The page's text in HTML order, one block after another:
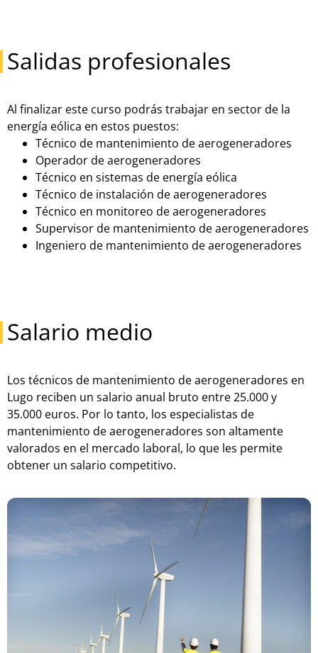
Salidas profesionales
Al finalizar este curso podrás trabajar en sector de la
energía eólica en estos puestos:
Técnico de mantenimiento de aerogeneradores
Operador de aerogeneradores
Técnico en sistemas de energía eólica
Técnico de instalación de aerogeneradores
Técnico en monitoreo de aerogeneradores
Supervisor de mantenimiento de aerogeneradores
Ingeniero de mantenimiento de aerogeneradores
Salario medio
Los técnicos de mantenimiento deaerogeneradores en
Lugo reciben un salario anual bruto entre25.000y
35.000 euros. Por lo tanto, los especialistas de
mantenimiento deaerogeneradores son altamente
valorados en el mercado laboral, lo que les permite
obtener un salario competitivo.